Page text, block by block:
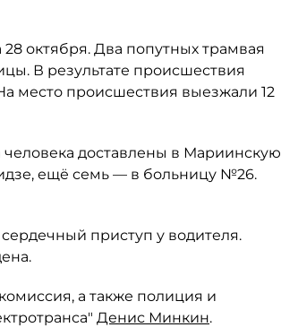
октября. Два попутных трамвая
В результате происшествия
место происшествия выезжали 12
доставлены в Мариинскую
ещё семь — в больницу №26.
приступ у водителя.
а также полиция и
Денис Минкин.